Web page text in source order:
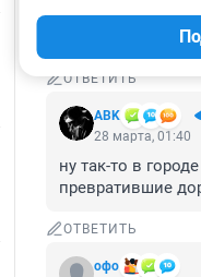
ОТВЕТИТЬ
ABK
28 марта, 01:40
ну так-то в
превратившие
ОТВЕТИТЬ
офо